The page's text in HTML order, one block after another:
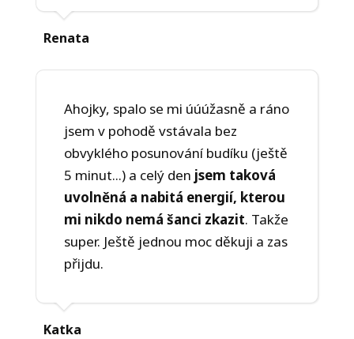
Renata
Ahojky, spalo se mi úúúžasně a ráno
jsem v pohodě vstávala bez
obvyklého posunování budíku (ještě
5 minut...) a celý den jsem taková
uvolněná a nabitá energií, kterou
mi nikdo nemá šanci zkazit. Takže
super. Ještě jednou moc děkuji a zas
přijdu.
Katka